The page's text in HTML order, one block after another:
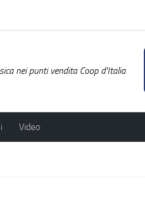
nei punti vendita Coop d'Italia
Video